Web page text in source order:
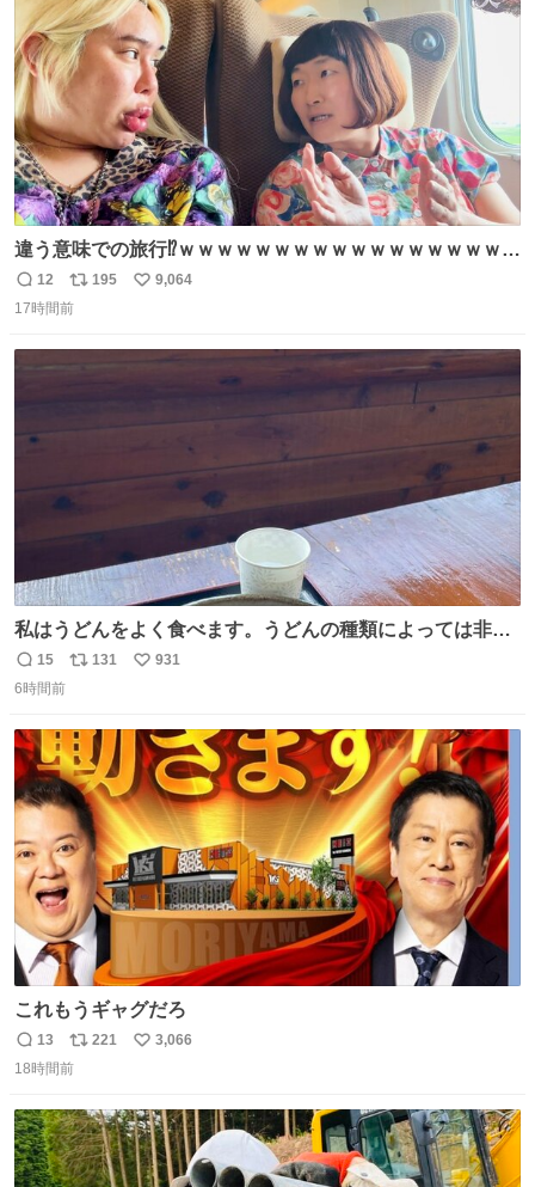
数
違う意味での旅行⁉️ｗｗｗｗｗｗｗｗｗｗｗｗｗｗｗｗｗｗ
ｗ
返
信
12
リ
ポ
195
い
9,064
17時間前
私はうどんをよく食べます。うどんの種類によっては非常
食にもなります。生うどんは消費期限が短く、冷凍うどん
は長持ちする代わりに停電に弱いので、乾麺タイプのうど
ファ化米や缶詰など、色々な非常食がありますが、うどん
もいかがでしょうか？
返
信
15
リ
ト
数
131
い
数
931
6時間前
これもうギャグだろ
返
信
13
リ
ポ
ト
数
221
い
数
3,066
18時間前